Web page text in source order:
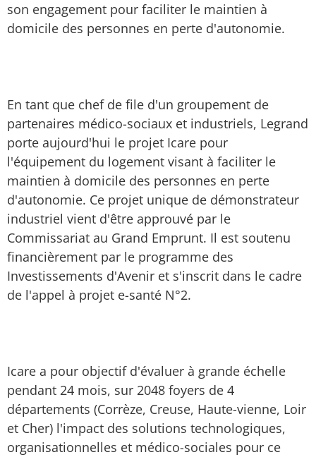
son engagement pour faciliter le maintien à
domicile des personnes en perte d'autonomie.
En tant que chef de file d'un groupement de
partenaires médico-sociaux et industriels, Legrand
porte aujourd'hui le projet Icare pour
l'équipement du logement visant à faciliter le
maintien à domicile des personnes en perte
d'autonomie. Ce projet unique de démonstrateur
industriel vient d'être approuvé par le
Commissariat au Grand Emprunt. Il est soutenu
financièrement par le programme des
Investissements d'Avenir et s'inscrit dans le cadre
de l'appel à projet e-santé N°2.
Icare a pour objectif d'évaluer à grande échelle
pendant 24 mois, sur 2048 foyers de 4
départements (Corrèze, Creuse, Haute-vienne, Loir
et Cher) l'impact des solutions technologiques,
organisationnelles et médico-sociales pour ce